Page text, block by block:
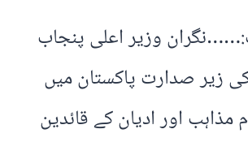
وزیر اعلی پنجاب
زیر صدارت پاکستان میں
مذاہب اور ادیان کے قائدین